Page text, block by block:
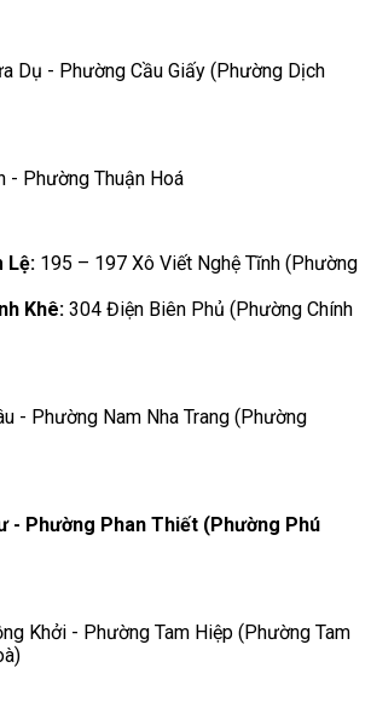
Dụ - Phường Cầu Giấy (Phường Dịch
- Phường Thuận Hoá
Lệ: 195 – 197 Xô Viết Nghệ Tĩnh (Phường
Khê: 304 Điện Biên Phủ (Phường Chính
- Phường Nam Nha Trang (Phường
- Phường Phan Thiết (Phường Phú
Khởi - Phường Tam Hiệp (Phường Tam